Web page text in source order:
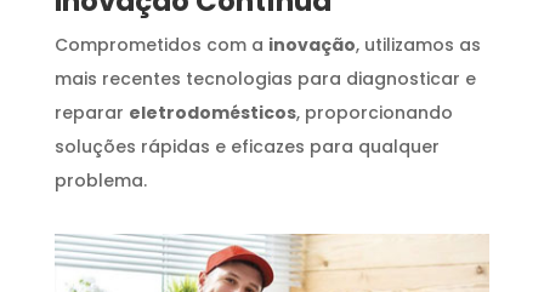
Comprometidos com a inovação, utilizamos as
mais recentes tecnologias para diagnosticar e
reparar eletrodomésticos, proporcionando
soluções rápidas e eficazes para qualquer
problema.